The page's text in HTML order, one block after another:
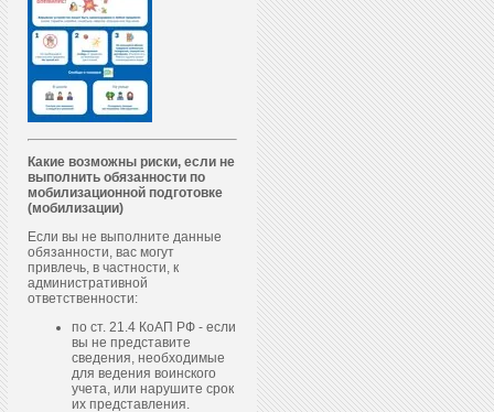
Какие возможны риски, если не
выполнить обязанности по
мобилизационной подготовке
(мобилизации)
Если вы не выполните данные
обязанности, вас могут
привлечь, в частности, к
административной
ответственности:
по ст. 21.4 КоАП РФ - если
вы не представите
сведения, необходимые
для ведения воинского
учета, или нарушите срок
их представления.